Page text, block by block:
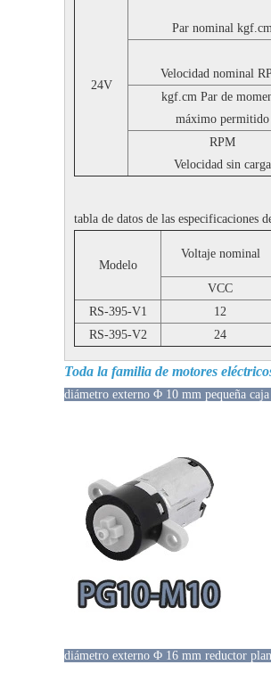
24V
Par nominal
Velocidad nominal
kgf.cm Par de
máximo permitido
RPM
Velocidad sin carga
tabla de datos de las especificaciones
Modelo
Voltaje nominal
VCC
RS-395-V1
12
RS-395-V2
24
Toda la familia de motores
diámetro externo Φ 10 mm pequeña
diámetro externo Φ 16 mm reductor